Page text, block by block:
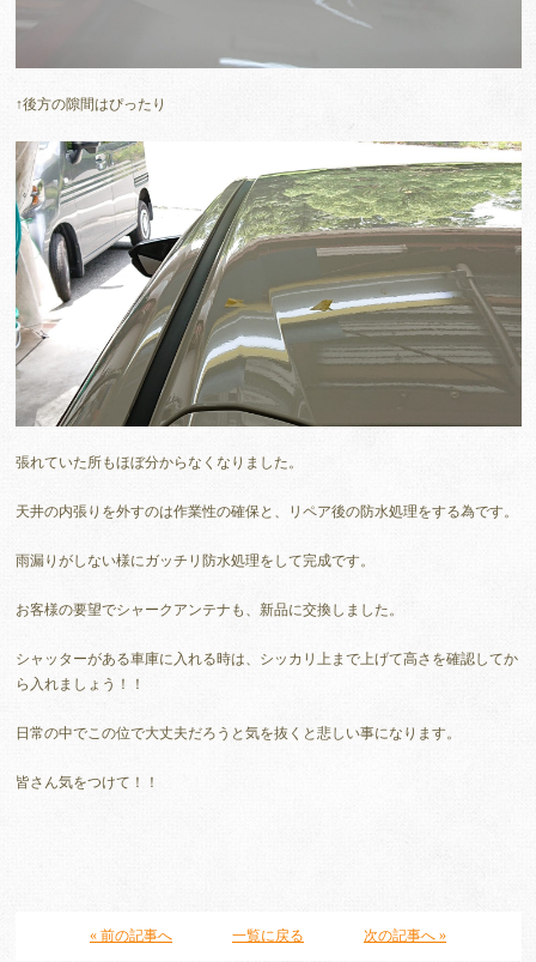
↑後方の隙間はぴったり
張れていた所もほぼ分からなくなりました。
天井の内張りを外すのは作業性の確保と、リペア後の防水処理をする為です。
雨漏りがしない様にガッチリ防水処理をして完成です。
お客様の要望でシャークアンテナも、新品に交換しました。
シャッターがある車庫に入れる時は、シッカリ上まで上げて高さを確認してか
ら入れましょう！！
日常の中でこの位で大丈夫だろうと気を抜くと悲しい事になります。
皆さん気をつけて！！
« 前の記事へ 一覧に戻る 次の記事へ »